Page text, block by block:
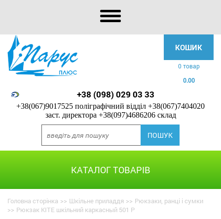
КОШИК
0 товар
0.00
+38 (098) 029 03 33
+38(067)9017525 поліграфічний відділ +38(067)7404020
заст. директора +38(097)4686206 склад
КАТАЛОГ ТОВАРІВ
Головна сторінка >> Шкільне приладдя >> Рюкзаки, ранці і сумки
>> Рюкзак KITE шкільний каркасный 501 P